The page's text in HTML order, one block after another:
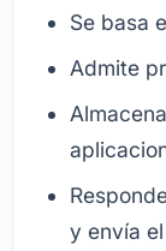
Se basa
Admite
y envía